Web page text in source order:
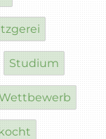
Studium
Wettbewerb